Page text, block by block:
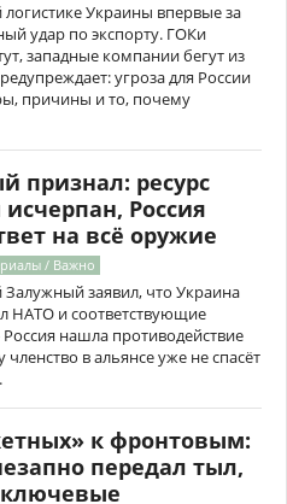
Украины впервые за
удар по экспорту. ГОКи
западные компании бегут из
угроза для России
причины и то, почему
признал: ресурс
Россия
на всё оружие
/ Важно
заявил, что Украина
НАТО и соответствующие
нашла противодействие
в альянсе уже не спасёт
к фронтовым:
передал тыл,